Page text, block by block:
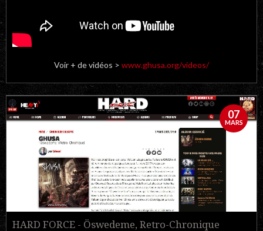
Voir + de vidéos > www.ghusa.org/videos/
07
MARS
HARD FORCE - Öswedeme, Retro-Chronique